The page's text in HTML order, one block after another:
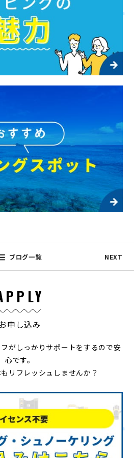
ブログ一覧 NEXT
申し込み
がしっかりサポートをするので安
心です。
リフレッシュしませんか？